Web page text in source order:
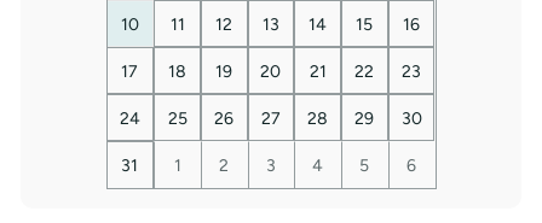
10 11 12 13 14 15 16
17 18 19 20 21 22 23
24 25 26 27 28 29 30
31 1 2 3 4 5 6